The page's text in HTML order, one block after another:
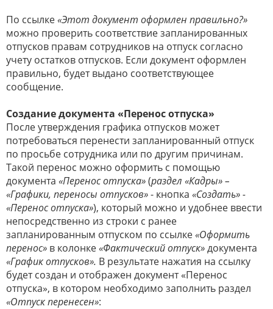
По ссылке«Этот документ оформлен правильно?»
можно проверить соответствие запланированных
отпусков правам сотрудников на отпуск согласно
учету остатков отпусков. Если документ оформлен
правильно, будет выдано соответствующее
сообщение.
Создание документа «Перенос отпуска»
После утверждения графика отпусков может
потребоваться перенести запланированный отпуск
по просьбе сотрудника или по другим причинам.
Такой перенос можно оформить с помощью
документа «Перенос отпуска»(раздел «Кадры» –
«Графики, переносы отпусков»- кнопка «Создать» -
«Перенос отпуска»), который можно и удобнее ввести
непосредственно из строки с ранее
запланированным отпуском по ссылке«Оформить
перенос» в колонке«Фактический отпуск»документа
«График отпусков». В результате нажатия на ссылку
будет создан и отображен документ «Перенос
отпуска», в котором необходимо заполнить раздел
«Отпуск перенесен»: